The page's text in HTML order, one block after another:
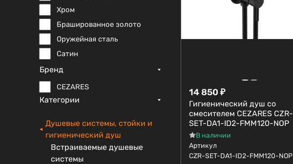
Хром
Брашированное золото
Оружейная сталь
Сатин
Бренд
CEZARES
Категории
Душевые системы, стойки и
гигиенический душ
Встраиваемые душевые
системы
14 850 ₽
Гигиенический душ со
смесителем CEZARES CZR-
SET-DA1-ID2-FMM120-NOP
В наличии
Артикул
CZR-SET-DA1-ID2-FMM120-NOP